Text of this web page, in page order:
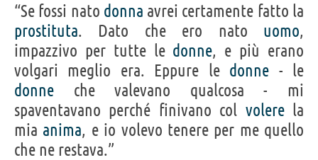
“Se fossi nato donna avrei certamente fatto la
prostituta. Dato che ero nato uomo,
impazzivo per tutte le donne, e più erano
volgari meglio era. Eppure le donne - le
donne che valevano qualcosa - mi
spaventavano perché finivano col volerela
mia anima, e io volevo tenere per me quello
che ne restava.”